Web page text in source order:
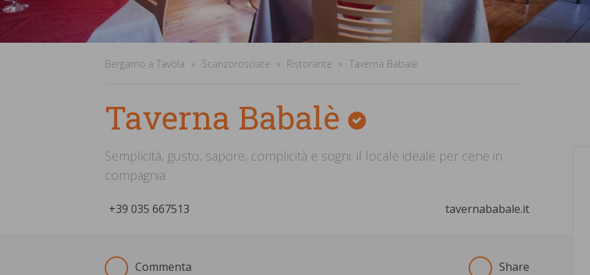
Bergamo a Tavola Scanzorosciate Ristorante Taverna Babalè
Taverna Babalè
Semplicità, gusto, sapore, complicità e sogni: il locale ideale per cene in
compagnia
+39 ­035 667513 tavernababale.it
Commenta Share